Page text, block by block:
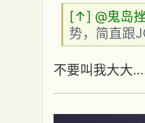
[↑] @鬼岛
势，简直跟
不要叫我大大